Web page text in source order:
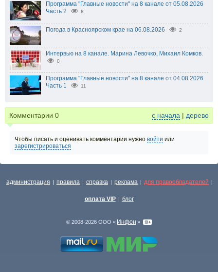
Программа "Главные новости" на 8 канале от 05.08.2026
Часть 2
8
Погода в Красноярском крае на 06.08.2026 2
Интервью на 8 канале. Марина Левочко, Михаил Комков.
0
Программа "Главные новости" на 8 канале от 04.08.2026
Часть 1
11
Комментарии 0 с начала | дерево
Чтобы писать и оценивать комментарии нужно войти или
зарегистрироваться
администрация | правила | справка | реклама | для правообладателей |
оплата VIP | блог
© 2008-2026 ООО « Инфон »